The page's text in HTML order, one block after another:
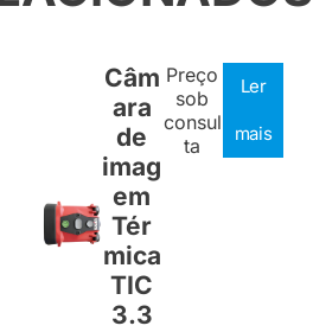
Câm
ara
de
imag
em
Tér
mica
TIC
3.3
Preço
sob
consul
ta
Ler
mais